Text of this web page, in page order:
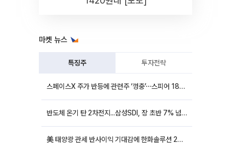
마켓 뉴스
특징주 투자전략
스페이스X 주가 반등에 관련주 ‘껑충’⋯스피어 18%ㆍ에이치브이엠 12%↑
반도체 온기 탄 2차전지...삼성SDI, 장 초반 7% 넘게 껑충
美 태양광 관세 반사이익 기대감에 한화솔루션 20%대·OCI홀딩스 14%대 급등